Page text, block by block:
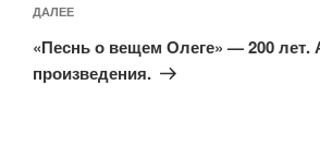
Следующая
запись
ДАЛЕЕ
«Песнь о вещем Олеге» — 200 лет.
произведения.